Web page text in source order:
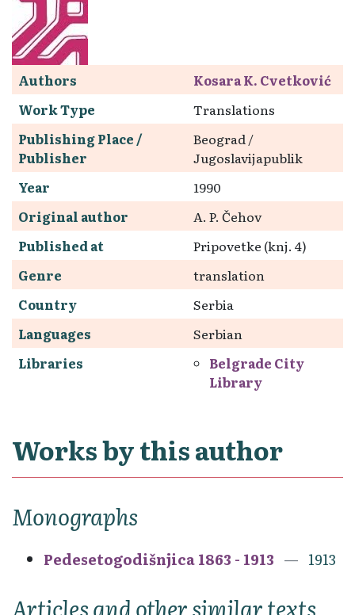
Authors
Kosara K. Cvetković
Work Type
Translations
Publishing Place /
Publisher
Beograd /
Jugoslavijapublik
Year
1990
Original author
A. P. Čehov
Published at
Pripovetke (knj. 4)
Genre
translation
Country
Serbia
Languages
Serbian
Libraries
Belgrade City
Library
Works by this author
Monographs
Pedesetogodišnjica 1863 - 1913 1913
Articles and other similar texts